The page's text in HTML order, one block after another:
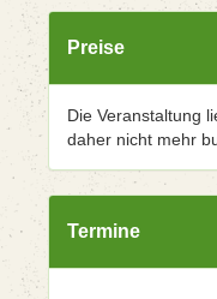
Preise
Die Veranstaltung
daher nicht mehr
Termine